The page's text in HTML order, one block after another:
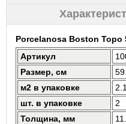
Porcelanosa Boston Topo
Артикул
Размер, см
м2 в упаковке
шт. в упаковке
2
Толщина, мм